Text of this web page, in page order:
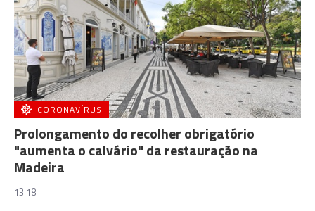
CORONAVÍRUS
Prolongamento do recolher obrigatório
"aumenta o calvário" da restauração na
Madeira
13:18